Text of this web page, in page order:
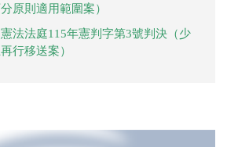
原則適用範圍案）
憲法法庭115年憲判字第3號判決（少
行移送案）